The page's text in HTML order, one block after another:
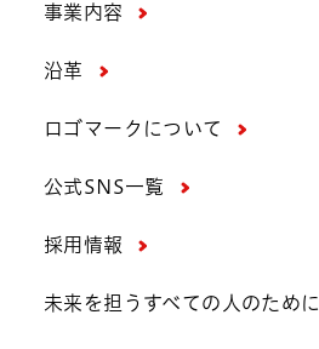
事業内容
沿革
ロゴマークについて
公式SNS一覧
採用情報
未来を担うすべての人のために